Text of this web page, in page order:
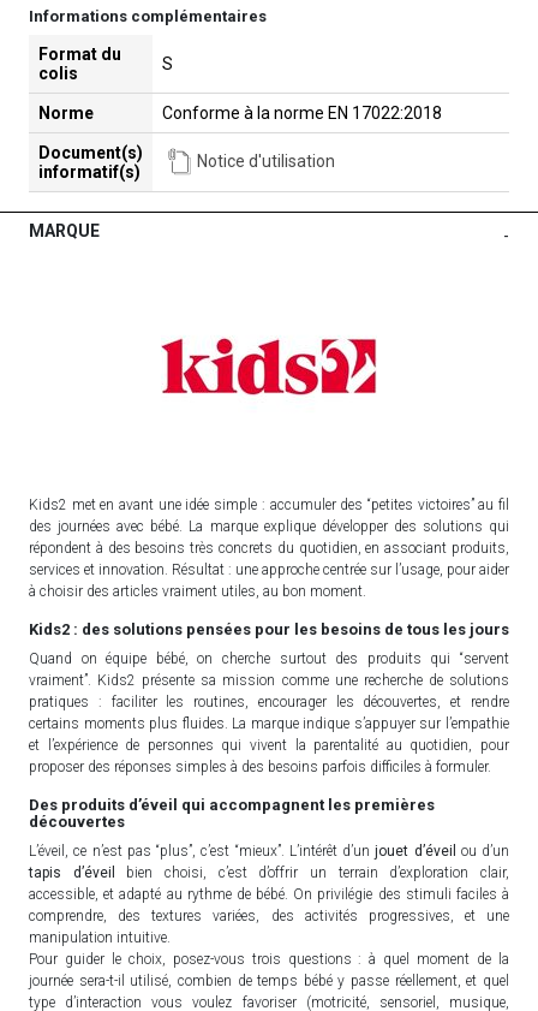
Informations complémentaires
Format du
colis
S
Norme Conforme à la norme EN 17022:2018
Document(s)
informatif(s)
Notice d'utilisation
MARQUE -
Kids2 met en avant une idée simple : accumuler des “petites victoires” au fil
des journées avec bébé. La marque explique développer des solutions qui
répondent à des besoins très concrets du quotidien, en associant produits,
services et innovation. Résultat : une approche centrée sur l’usage, pour aider
à choisir des articles vraiment utiles, au bon moment.
Kids2 : des solutions pensées pour les besoins de tous les jours
Quand on équipe bébé, on cherche surtout des produits qui “servent
vraiment”. Kids2 présente sa mission comme une recherche de solutions
pratiques : faciliter les routines, encourager les découvertes, et rendre
certains moments plus fluides. La marque indique s’appuyer sur l’empathie
et l’expérience de personnes qui vivent la parentalité au quotidien, pour
proposer des réponses simples à des besoins parfois difficiles à formuler.
Des produits d’éveil qui accompagnent les premières
découvertes
L’éveil, ce n’est pas “plus”, c’est “mieux”. L’intérêt d’unjouet d’éveil ou d’un
tapis d’éveil
bien choisi, c’est d’offrir un terrain d’exploration clair,
accessible, et adapté au rythme de bébé. On privilégie des stimuli faciles à
comprendre, des textures variées, des activités progressives, et une
manipulation intuitive.
Pour guider le choix, posez-vous trois questions : à quel moment de la
journée sera-t-il utilisé, combien de temps bébé y passe réellement, et quel
type d’interaction vous voulez favoriser (motricité, sensoriel, musique,